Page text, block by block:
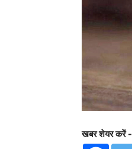
खबर शेयर करें -